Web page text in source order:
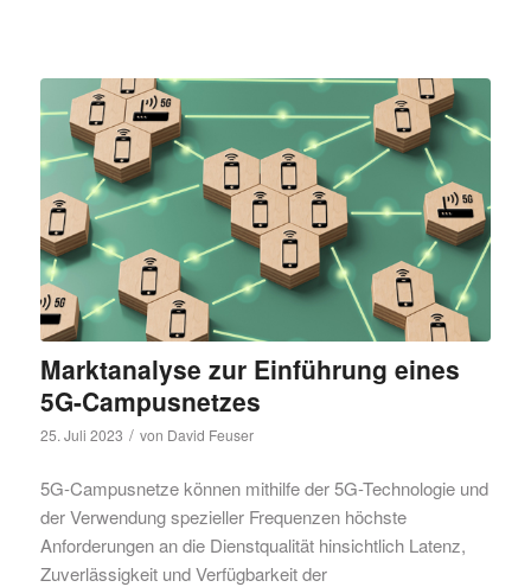
Marktanalyse zur Einführung eines
5G-Campusnetzes
25. Juli 2023 / von David Feuser
5G-Campusnetze können mithilfe der 5G-Technologie und
der Verwendung spezieller Frequenzen höchste
Anforderungen an die Dienstqualität hinsichtlich Latenz,
Zuverlässigkeit und Verfügbarkeit der